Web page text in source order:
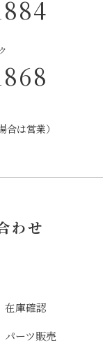
は営業）
わせ
在庫確認
パーツ販売